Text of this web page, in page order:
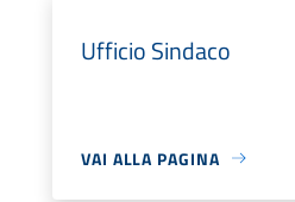
Ufficio Sindaco
VAI ALLA PAGINA